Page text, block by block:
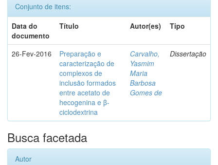
Conjunto de itens:
Data do
documento
Título Autor(es) Tipo
26-Fev-2016
Preparação e
caracterização de
complexos de
inclusão formados
entre acetato de
hecogenina e β-
ciclodextrina
Carvalho,
Yasmim
Maria
Barbosa
Gomes de
Dissertação
Busca facetada
Autor